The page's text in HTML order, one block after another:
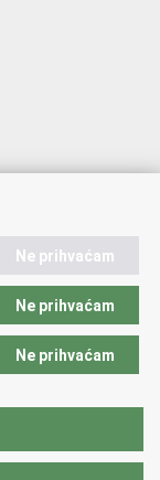
Ne prihvaćam
Ne prihvaćam
Ne prihvaćam